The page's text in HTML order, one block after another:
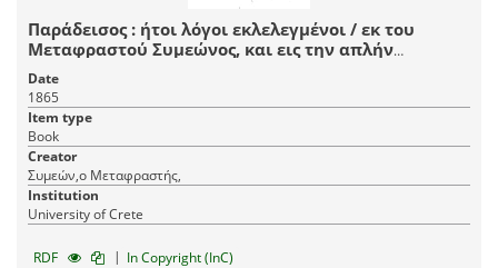
Παράδεισος : ήτοι λόγοι εκλελεγμένοι / εκ του
Μεταφραστού Συμεώνος, και εις την απλήν
μεταγλωττισθέντες διάλεκτον παρά Αγαπίου
μοναχού του Κρητός εις κοινήν των Ορθοδόξων
Χριστιανών ωφέλειαν.
Date
1865
Item type
Book
Creator
Συμεών,ο Μεταφραστής,
Institution
University of Crete
RDF | In Copyright (InC)